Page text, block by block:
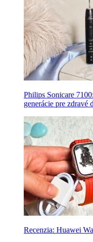
Philips Sonicare
generácie pre zdravé
Recenzia: Huawei